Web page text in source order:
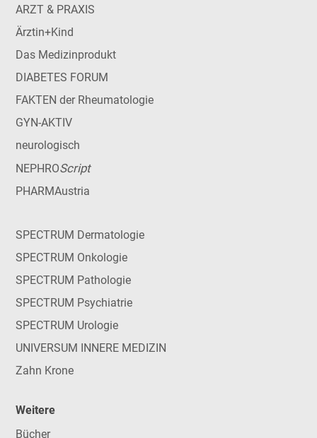
ARZT & PRAXIS
Ärztin+Kind
Das Medizinprodukt
DIABETES FORUM
FAKTEN der Rheumatologie
GYN-AKTIV
neurologisch
NEPHROScript
PHARMAustria
SPECTRUM Dermatologie
SPECTRUM Onkologie
SPECTRUM Pathologie
SPECTRUM Psychiatrie
SPECTRUM Urologie
UNIVERSUM INNERE MEDIZIN
Zahn Krone
Weitere
Bücher